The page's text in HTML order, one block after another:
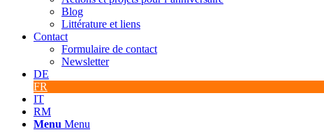
Blog
Littérature et liens
Contact
Formulaire de contact
Newsletter
DE
FR
IT
RM
Menu Menu